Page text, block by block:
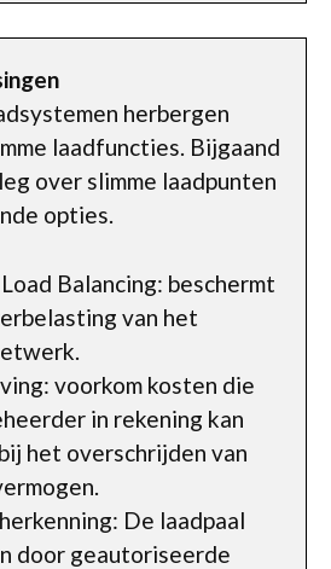
herbergen
laadfuncties. Bijgaand
over slimme laadpunten
opties.
Balancing: beschermt
van het
voorkom kosten die
in rekening kan
het overschrijden van
De laadpaal
door geautoriseerde